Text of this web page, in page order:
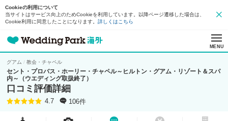
Cookieの利用について
当サイトはサービス向上のためCookieを利用しています。以降ページ遷移した場合は、
Cookie利用に同意したことになります。 詳しくはこちら
MENU
グアム 教会・チャペル
セント・プロバス・ホーリー・チャペル～ヒルトン・グアム・リゾート＆スパ
内～（ウエディング取扱終了）
口コミ評価詳細
4.7 106件